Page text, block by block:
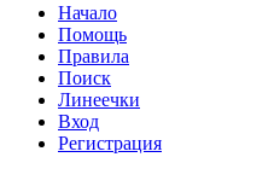
Начало
Помощь
Правила
Поиск
Линеечки
Вход
Регистрация